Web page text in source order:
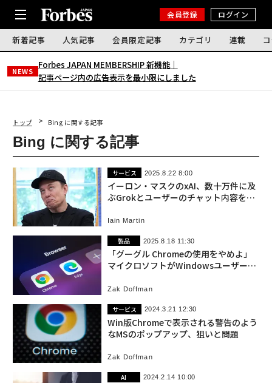
会員登録 ログイン
新着記事 人気記事 会員限定記事 カテゴリ 連載
NEWS
Forbes JAPAN MEMBERSHIP 新機能｜
記事ページ内の広告表示を最小限にしました
トップ Bing に関する記事
Bing に関する記事
サービス 2025.8.22 8:00
イーロン・マスクのxAI、数十万件に及
ぶGrokとユーザーのチャット内容を公
Iain Martin
製品 2025.8.18 11:30
「グーグル Chromeの使用をやめよ」
マイクロソフトがWindowsユーザーに
Zak Doffman
サービス 2024.3.21 12:30
Win版Chromeで表示される警告のよう
なMSのポップアップ、狙いと問題
Zak Doffman
AI 2024.2.14 10:00